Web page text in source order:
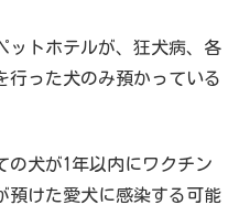
ットホテルが、狂犬病、各
行った犬のみ預かっている
の犬が1年以内にワクチン
預けた愛犬に感染する可能